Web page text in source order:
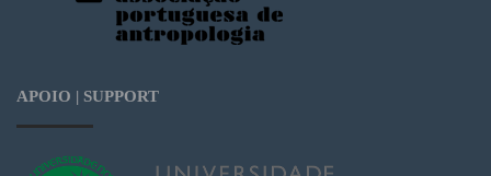
APOIO | SUPPORT